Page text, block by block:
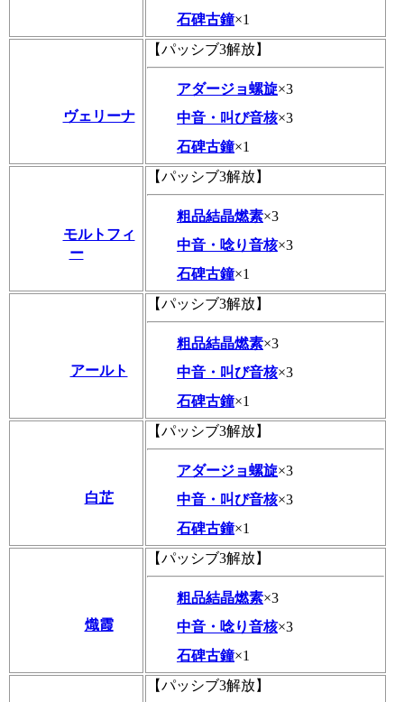
石碑古鐘×1
ヴェリーナ
【パッシブ3解放】
アダージョ螺旋×3
中音・叫び音核×3
石碑古鐘×1
モルトフィ
ー
【パッシブ3解放】
粗品結晶燃素×3
中音・唸り音核×3
石碑古鐘×1
アールト
【パッシブ3解放】
粗品結晶燃素×3
中音・叫び音核×3
石碑古鐘×1
白芷
【パッシブ3解放】
アダージョ螺旋×3
中音・叫び音核×3
石碑古鐘×1
熾霞
【パッシブ3解放】
粗品結晶燃素×3
中音・唸り音核×3
石碑古鐘×1
【パッシブ3解放】